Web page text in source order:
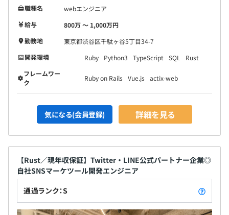
職種名
webエンジニア
給与
800万 〜 1,000万円
勤務地
東京都渋谷区千駄ヶ谷5丁目34-7
開発環境
Ruby Python3 TypeScript SQL
Rust
フレームワー
ク
Ruby on Rails Vue.js actix-web
気になる(会員登録) 詳細を見る
【Rust／現年収保証】Twitter・LINE公式パートナー企業◎
自社SNSマーケツール開発エンジニア
通過ランク：S